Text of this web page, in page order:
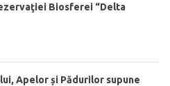
Biosferei “Delta
Apelor și Pădurilor supune